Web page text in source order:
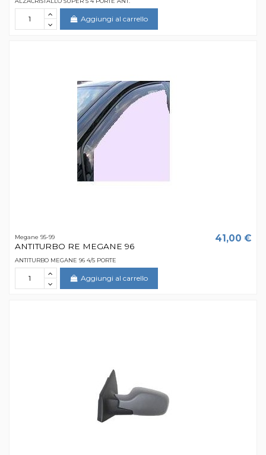
Aggiungi al carrello
Megane 95-99
ANTITURBO RE MEGANE 96
41,00 €
ANTITURBO MEGANE 96 4/5 PORTE
Aggiungi al carrello